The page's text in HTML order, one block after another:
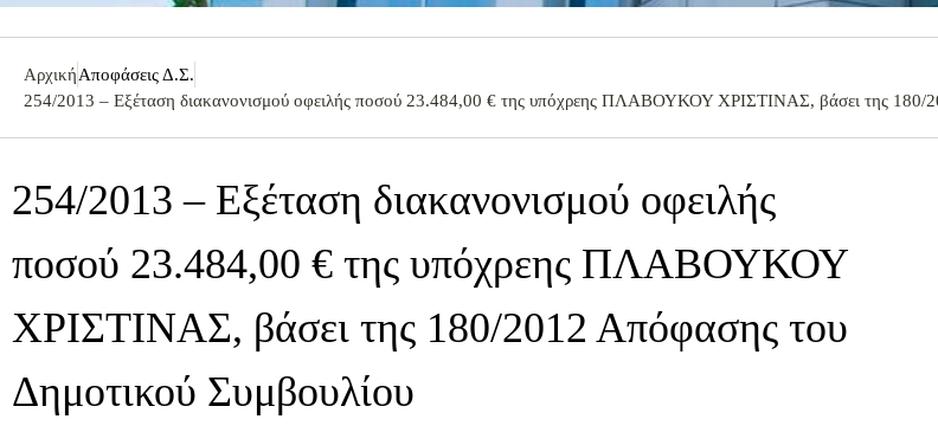
ΑρχικήΑποφάσεις Δ.Σ.
254/2013 – Εξέταση διακανονισμού οφειλής ποσού 23.484,00 € της υπόχρεης ΠΛΑΒΟΥΚΟΥ ΧΡΙΣΤΙΝΑΣ, βάσει της 180/
254/2013 – Εξέταση διακανονισμού οφειλής
ποσού 23.484,00 € της υπόχρεης ΠΛΑΒΟΥΚΟΥ
ΧΡΙΣΤΙΝΑΣ, βάσει της 180/2012 Απόφασης του
Δημοτικού Συμβουλίου